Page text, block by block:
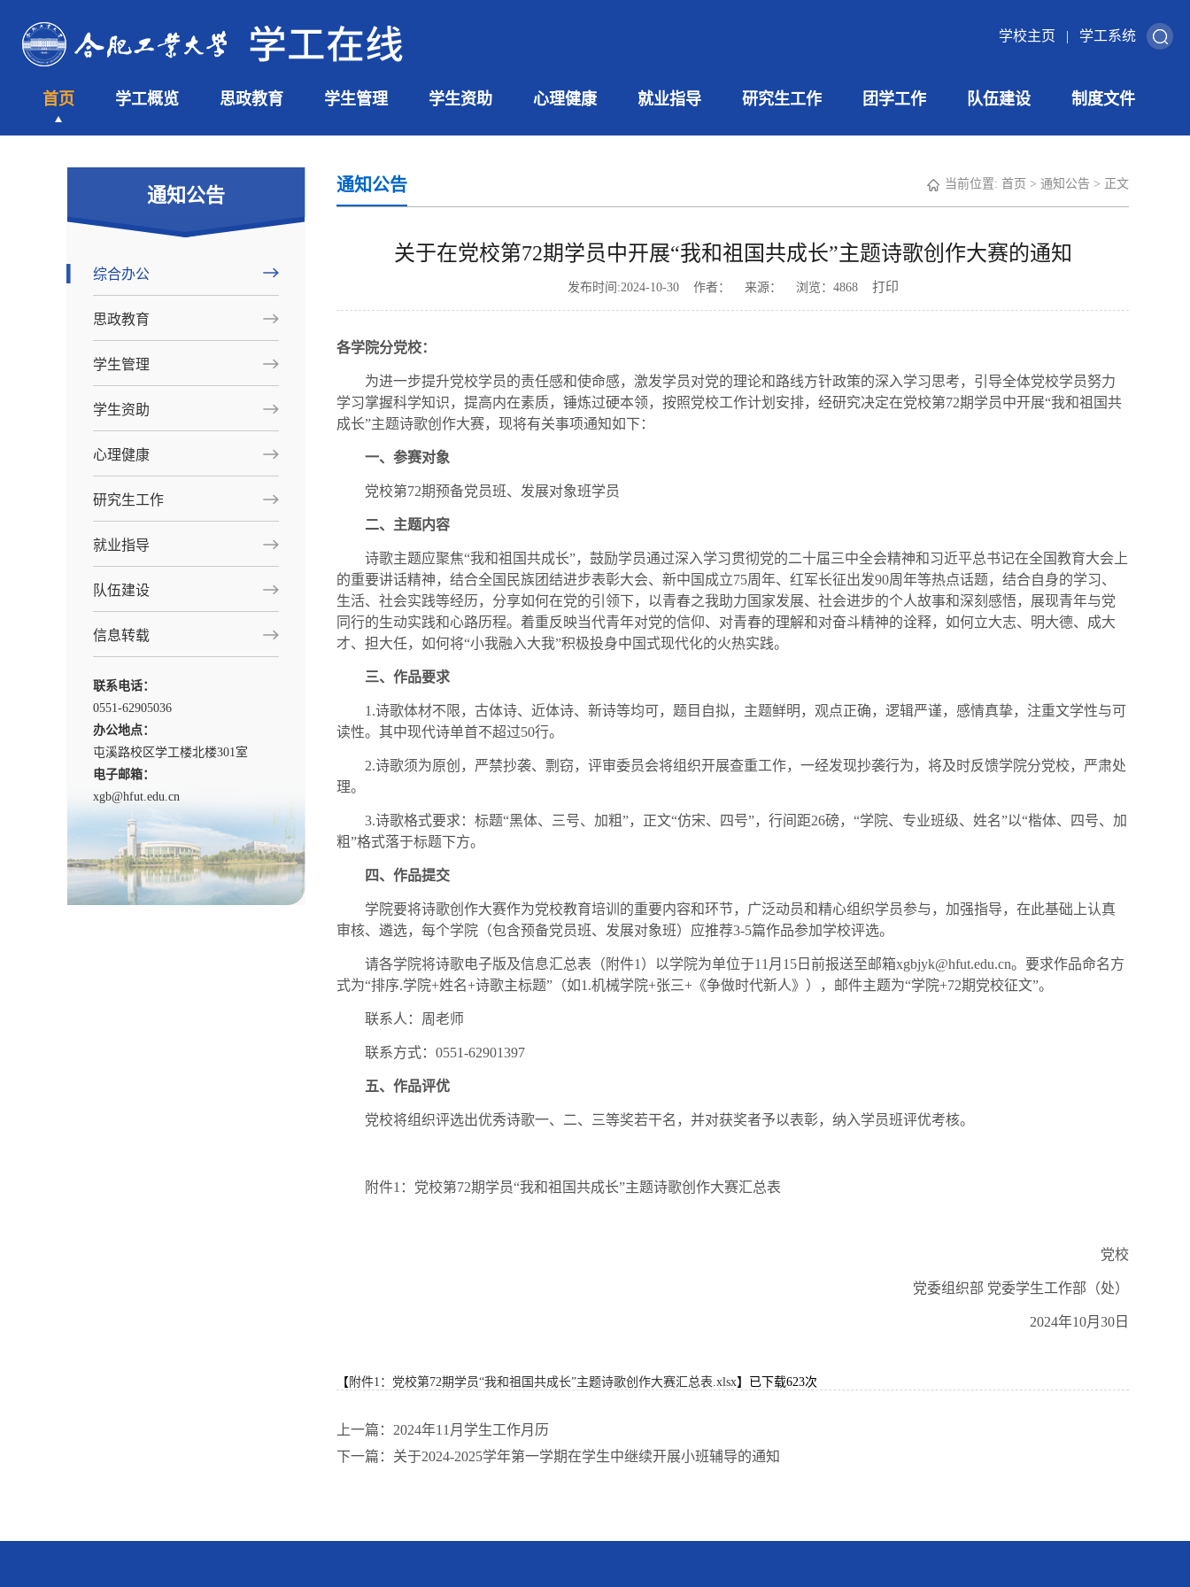
学校主页 | 学工系统
首页 学工概览 思政教育 学生管理 学生资助 心理健康 就业指导 研究生工作 团学工作 队伍建设 制度文件
通知公告
综合办公
思政教育
学生管理
学生资助
心理健康
研究生工作
就业指导
队伍建设
信息转载
联系电话：
0551-62905036
办公地点：
屯溪路校区学工楼北楼301室
电子邮箱：
xgb@hfut.edu.cn
通知公告 当前位置: 首页 > 通知公告 > 正文
关于在党校第72期学员中开展“我和祖国共成长”主题诗歌创作大赛的通知
发布时间:2024-10-30 作者： 来源： 浏览： 4868 打印
各学院分党校：
为进一步提升党校学员的责任感和使命感，激发学员对党的理论和路线方针政策的深入学习思考，引导全体党校学员努力
学习掌握科学知识，提高内在素质，锤炼过硬本领，按照党校工作计划安排，经研究决定在党校第72期学员中开展“我和祖国共
成长”主题诗歌创作大赛，现将有关事项通知如下：
一、参赛对象
党校第72期预备党员班、发展对象班学员
二、 主题内容
诗歌主题应聚焦“我和祖国共成长”，鼓励学员通过深入学习贯彻党的二十届三中全会精神和习近平总书记在全国教育大会上
的重要讲话精神，结合全国民族团结进步表彰大会、新中国成立75周年、红军长征出发90周年等热点话题，结合自身的学习、
生活、社会实践等经历，分享如何在党的引领下，以青春之我助力国家发展、社会进步的个人故事和深刻感悟，展现青年与党
同行的生动实践和心路历程。着重反映当代青年对党的信仰、对青春的理解和对奋斗精神的诠释，如何立大志、明大德、成大
才、担大任，如何将“小我融入大我”积极投身中国式现代化的火热实践。
三、作品要求
1.诗歌体材不限，古体诗、近体诗、新诗等均可，题目自拟，主题鲜明，观点正确，逻辑严谨，感情真挚，注重文学性与可
读性。其中现代诗单首不超过50行。
2.诗歌须为原创，严禁抄袭、剽窃，评审委员会将组织开展查重工作，一经发现抄袭行为，将及时反馈学院分党校，严肃处
理。
3.诗歌格式要求：标题“黑体、三号、加粗”，正文“仿宋、四号”，行间距26磅，“学院、专业班级、姓名”以“楷体、四号、加
粗”格式落于标题下方。
四、作品提交
学院要将诗歌创作大赛作为党校教育培训的重要内容和环节，广泛动员和精心组织学员参与，加强指导，在此基础上认真
审核、遴选，每个学院（包含预备党员班、发展对象班）应推荐3-5篇作品参加学校评选。
请各学院将诗歌电子版及信息汇总表（附件1）以学院为单位于11月15日前报送至邮箱xgbjyk@hfut.edu.cn。要求作品命名方
式为“排序.学院+姓名+诗歌主标题”（如1.机械学院+张三+《争做时代新人》），邮件主题为“学院+72期党校征文”。
联系人：周老师
联系方式：0551-62901397
五、作品评优
党校将组织评选出优秀诗歌一、二、三等奖若干名，并对获奖者予以表彰，纳入学员班评优考核。
附件1：党校第72期学员“我和祖国共成长”主题诗歌创作大赛汇总表
党校
党委组织部 党委学生工作部（处）
2024年10月30日
【 附件1：党校第72期学员“我和祖国共成长”主题诗歌创作大赛汇总表.xlsx】已下载623次
上一篇：2024年11月学生工作月历
下一篇：关于2024-2025学年第一学期在学生中继续开展小班辅导的通知